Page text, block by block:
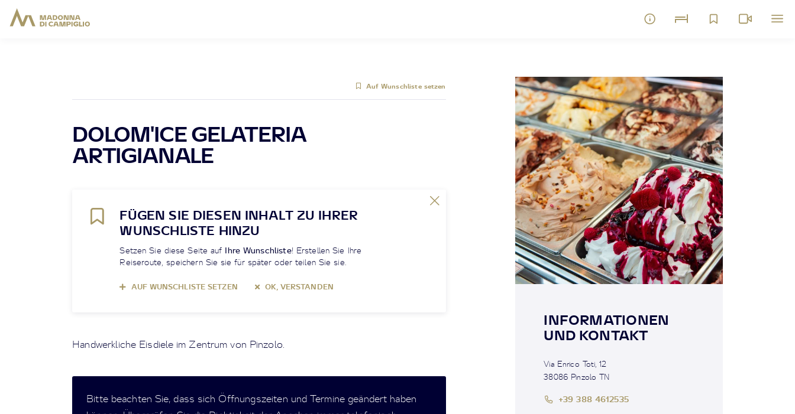
Auf Wunschliste setzen
DOLOM'ICE GELATERIA
ARTIGIANALE
FÜGEN SIE DIESEN INHALT ZU IHRER
WUNSCHLISTE HINZU
Setzen Sie diese Seite auf Ihre Wunschliste! Erstellen Sie Ihre
Reiseroute, speichern Sie sie für später oder teilen Sie sie.
AUF WUNSCHLISTE SETZEN OK, VERSTANDEN
Handwerkliche Eisdiele im Zentrum von Pinzolo.
Bitte beachten Sie, dass sich Öffnungszeiten und Termine geändert haben
INFORMATIONEN
UND KONTAKT
Via Enrico Toti, 12
38086 Pinzolo TN
+39 388 4612535